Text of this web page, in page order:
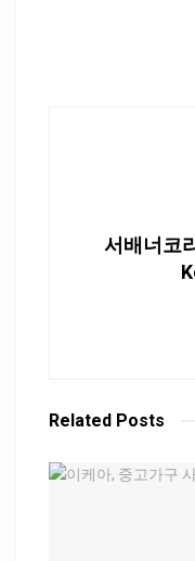
서배너코
Related Posts